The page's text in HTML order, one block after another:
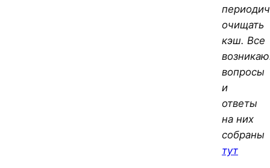
очищать
кэш. Все
вопросы
и
ответы
на них
собраны
тут